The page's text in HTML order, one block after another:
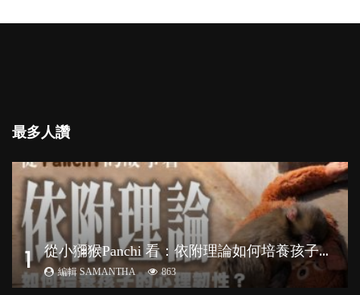
最多人讚
1 從
小獼猴Panchi 看：依附理論如何培養孩子心理韌性？
編輯 SAMANTHA 863